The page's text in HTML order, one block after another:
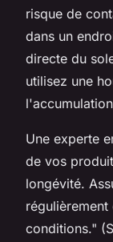
risque de
dans un
directe du
utilisez une
Une experte
de vos
longévité.
conditions."